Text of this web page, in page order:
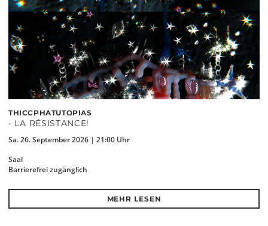
THICCPHATUTOPIAS
- LA RÉSISTANCE!
Sa. 26. September 2026 | 21:00 Uhr
Saal
Barrierefrei zugänglich
MEHR LESEN